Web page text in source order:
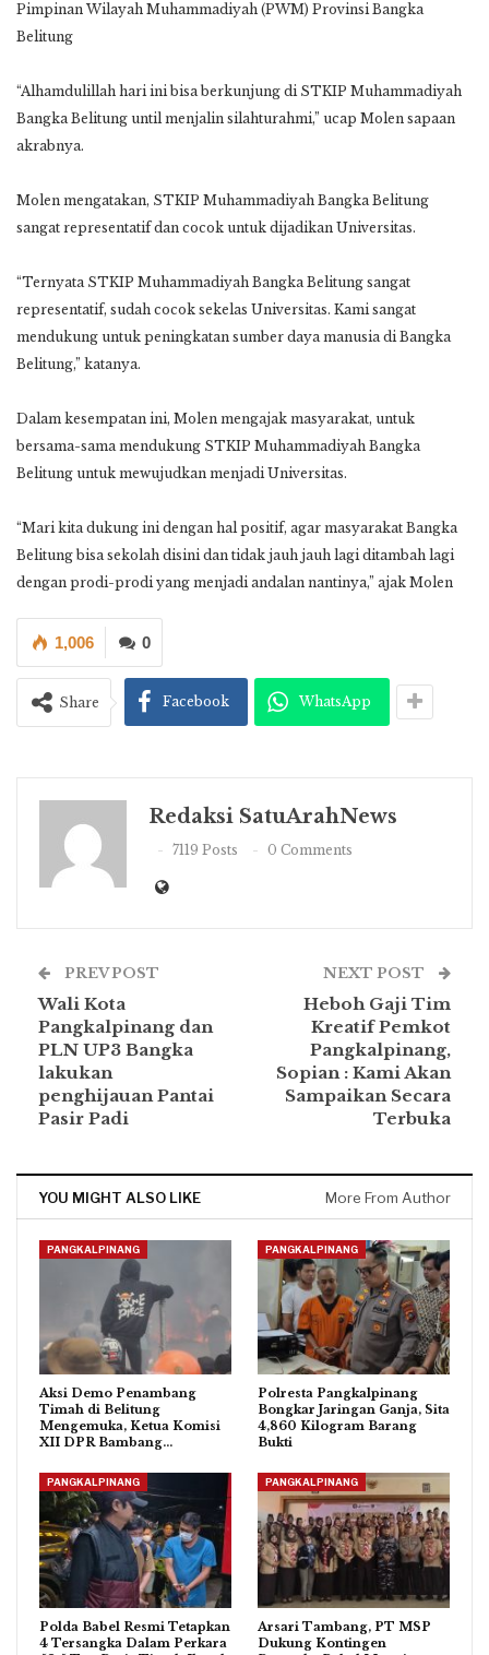
Pimpinan Wilayah Muhammadiyah (PWM) Provinsi Bangka
Belitung
“Alhamdulillah hari ini bisa berkunjung di STKIP Muhammadiyah
Bangka Belitung until menjalin silahturahmi,” ucap Molen sapaan
akrabnya.
Molen mengatakan, STKIP Muhammadiyah Bangka Belitung
sangat representatif dan cocok untuk dijadikan Universitas.
“Ternyata STKIP Muhammadiyah Bangka Belitung sangat
representatif, sudah cocok sekelas Universitas. Kami sangat
mendukung untuk peningkatan sumber daya manusia di Bangka
Belitung,” katanya.
Dalam kesempatan ini, Molen mengajak masyarakat, untuk
bersama-sama mendukung STKIP Muhammadiyah Bangka
Belitung untuk mewujudkan menjadi Universitas.
“Mari kita dukung ini dengan hal positif, agar masyarakat Bangka
Belitung bisa sekolah disini dan tidak jauh jauh lagi ditambah lagi
dengan prodi-prodi yang menjadi andalan nantinya,” ajak Molen
0
1,006
Share Facebook WhatsApp
Redaksi SatuArahNews
7119 Posts 0 Comments
PREV POST
Wali Kota
Pangkalpinang dan
PLN UP3 Bangka
lakukan
penghijauan Pantai
Pasir Padi
NEXT POST
Heboh Gaji Tim
Kreatif Pemkot
Pangkalpinang,
Sopian : Kami Akan
Sampaikan Secara
Terbuka
YOU MIGHT ALSO LIKE More From Author
PANGKALPINANG
Aksi Demo Penambang
Timah di Belitung
Mengemuka, Ketua Komisi
XII DPR Bambang…
PANGKALPINANG
Polresta Pangkalpinang
Bongkar Jaringan Ganja, Sita
4,860 Kilogram Barang
Bukti
PANGKALPINANG
Polda Babel Resmi Tetapkan
4 Tersangka Dalam Perkara
PANGKALPINANG
Arsari Tambang, PT MSP
Dukung Kontingen